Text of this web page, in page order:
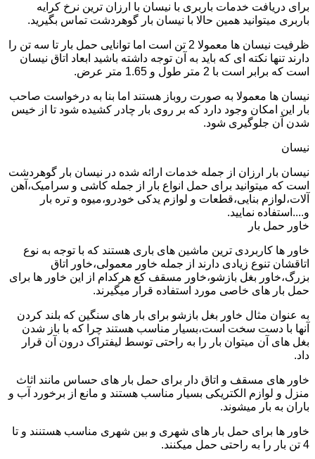
برای دریافت خدمات باربری با نیسان با ارزان ترین نرخ کرایه
باربری میتوانید همین حالا با نیسان بار گوهردشت تماس بگیرید.
ظرفیت نیسان ها معمولا 2 تن است اما توانایی حمل بار تا سه تن را
دارند تنها نکته ای که باید به آن توجه داشته باشید ابعاد اتاق نیسان
است که برابر است با 2 متر طول و 1.65 متر عرض.
نیسان ها معمولا به صورت روباز هستند اما بنا به درخواست صاحب
بار این امکان وجود دارد که بر روی بار چادر کشیده شود تا از خیس
شدن آن جلوگیری شود.
نیسان
نیسان بار ارزان از جمله خدمات ارائه شده در نیسان بار گوهردشت
است که میتوانید برای حمل انواع بار از جمله کاشی و سرامیک،آهن
آلات،لوازم بنایی،قطعات و لوازم یدکی خودرو،میوه و تره بار
و....استفاده نمایید.
خاور حمل بار
خاور ها کاربردی ترین ماشین های باری هستند که با توجه به نوع
اتاقشان تنوع زیادی دارند از جمله خاور معمولی،خاور اتاق
بزرگ،خاور بغل بازشو،خاور مسقف کع هرکدام از این خاور ها برای
حمل بار های خاصی مورد استفاده قرار میگیرند.
به عنوان مثال خاور بغل بازشو برای بار های سنگین که بلند کردن
آنها با دست سخت است،بسیار مناسب هستند چرا که با باز شدن
بغل های آن میتوان بار را به راحتی توسط لیفتراک درون آن قرار
داد.
خاور های مسقف و اتاق دار برای حمل بار های حساس مانند اثاث
منزل و لوازم الکتریکی بسیار مناسب هستند و مانع از برخورد آب و
باران به بار میشوند.
خاور ها برای حمل بار های شهری و بین شهری مناسب هستنند و تا
4 تن بار را به راحتی حمل میکنند.